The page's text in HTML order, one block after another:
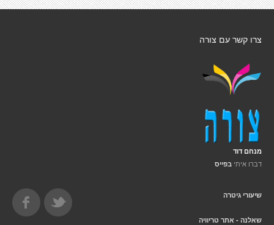
צרו קשר עם צורה
מנחם דוד
דברו איתי בפייס
שיעורי גיטרה
שאלנה - אתר טריוויה